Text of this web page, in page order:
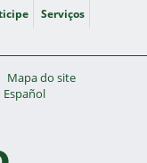
Serviços
Mapa do site
Español